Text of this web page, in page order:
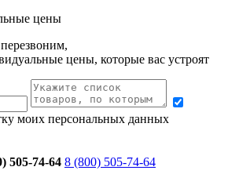
цены
цены, которые вас устроят
моих персональных данных
505-74-64 8 (800) 505-74-64